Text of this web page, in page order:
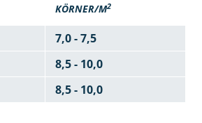
KÖRNER/M2
7,0 - 7,5
8,5 - 10,0
8,5 - 10,0